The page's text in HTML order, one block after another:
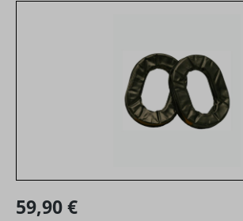
Regulärer Preis:
59,90 €